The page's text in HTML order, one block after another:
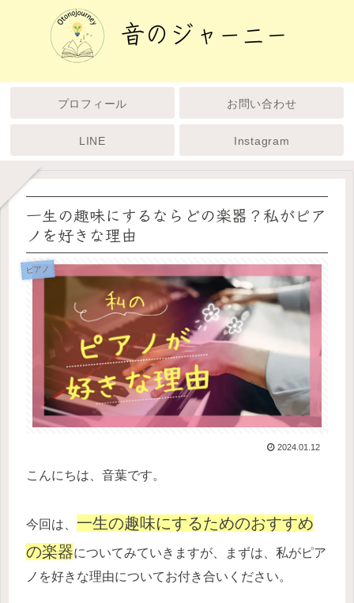
プロフィール お問い合わせ
LINE Instagram
一生の趣味にするならどの楽器？私がピア
ノを好きな理由
ピアノ
2024.01.12
こんにちは、音葉です。
今回は、 一生の趣味にするためのおすすめ
の楽器についてみていきますが、まずは、私がピア
ノを好きな理由についてお付き合いください。